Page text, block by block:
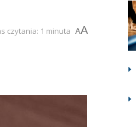
czytania: 1 minuta AA